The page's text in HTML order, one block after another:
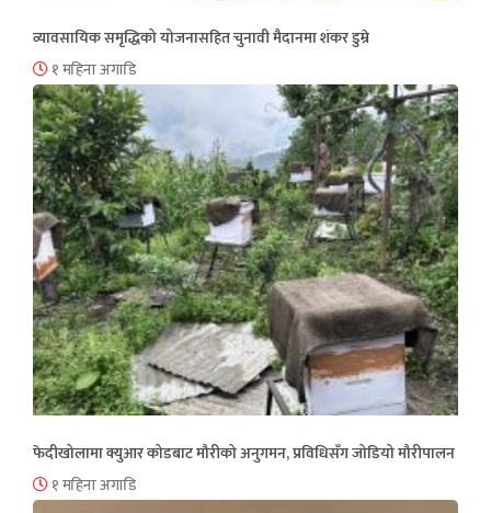
व्यावसायिक समृद्धिको योजनासहित चुनावी मैदानमा शंकर डुम्रे
१ महिना अगाडि
फेदीखोलामा क्युआर कोडबाट मौरीको अनुगमन, प्रविधिसँग जोडियो मौरीपालन
१ महिना अगाडि